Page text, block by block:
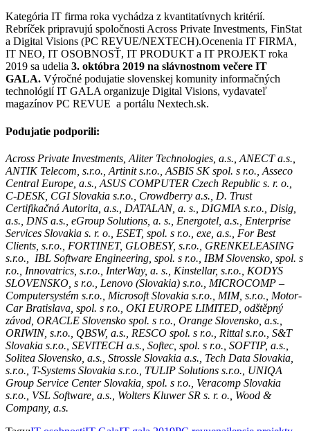
Kategória IT firma roka vychádza z kvantitatívnych kritérií.
Rebríček pripravujú spoločnosti Across Private Investments, FinStat
a Digital Visions (PC REVUE/NEXTECH).Ocenenia IT FIRMA,
IT NEO, IT OSOBNOSŤ, IT PRODUKT a IT PROJEKT roka
2019 sa udelia 3. októbra 2019 na slávnostnom večere IT
GALA. Výročné podujatie slovenskej komunity informačných
technológií IT GALA organizuje Digital Visions, vydavateľ
magazínov PC REVUE a portálu Nextech.sk.
Podujatie podporili:
Across Private Investments, Aliter Technologies, a.s., ANECT a.s.,
ANTIK Telecom, s.r.o., Artinit s.r.o., ASBIS SK spol. s r.o., Asseco
Central Europe, a.s., ASUS COMPUTER Czech Republic s. r. o.,
C-DESK, CGI Slovakia s.r.o., Crowdberry a.s., D. Trust
Certifikačná Autorita, a.s., DATALAN, a. s., DIGMIA s.r.o., Disig,
a.s., DNS a.s., eGroup Solutions, a. s., Energotel, a.s., Enterprise
Services Slovakia s. r. o., ESET, spol. s r.o., exe, a.s., For Best
Clients, s.r.o., FORTINET, GLOBESY, s.r.o., GRENKELEASING
s.r.o., IBL Software Engineering, spol. s r.o., IBM Slovensko, spol. s
r.o., Innovatrics, s.r.o., InterWay, a. s., Kinstellar, s.r.o., KODYS
SLOVENSKO, s r.o., Lenovo (Slovakia) s.r.o., MICROCOMP –
Computersystém s.r.o., Microsoft Slovakia s.r.o., MIM, s.r.o., Motor-
Car Bratislava, spol. s r.o., OKI EUROPE LIMITED, odštěpný
závod, ORACLE Slovensko spol. s r.o., Orange Slovensko, a.s.,
ORIWIN, s.r.o., QBSW, a.s., RESCO spol. s r.o., Rittal s.r.o., S&T
Slovakia s.r.o., SEVITECH a.s., Softec, spol. s r.o., SOFTIP, a.s.,
Solitea Slovensko, a.s., Strossle Slovakia a.s., Tech Data Slovakia,
s.r.o., T-Systems Slovakia s.r.o., TULIP Solutions s.r.o., UNIQA
Group Service Center Slovakia, spol. s r.o., Veracomp Slovakia
s.r.o., VSL Software, a.s., Wolters Kluwer SR s. r. o., Wood &
Company, a.s.